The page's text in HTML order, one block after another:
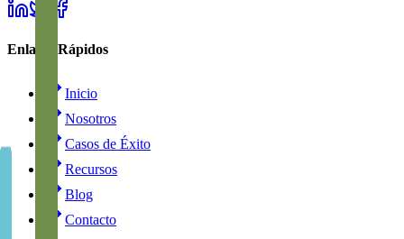
Enlaces Rápidos
Inicio
Nosotros
Casos de Éxito
Recursos
Blog
Contacto